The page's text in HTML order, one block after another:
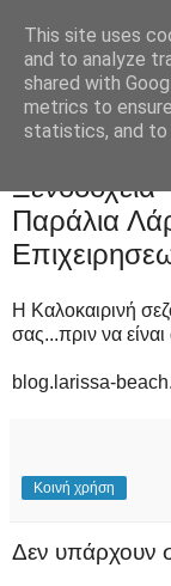
Ξενοδοχεια
Παράλια
Η Καλοκαιρινή
σας...πριν να
blog.larissa-
Κοινή χρήση
Δεν υπάρχουν
This site uses
and to analyze
shared with
metrics to
statistics, and to